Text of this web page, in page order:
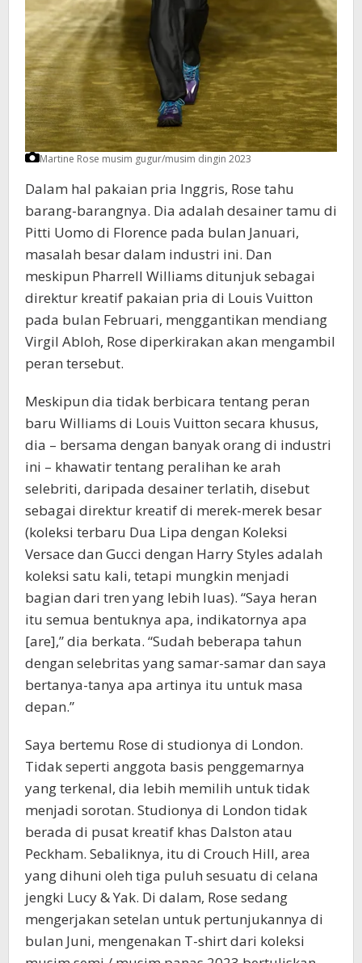
Martine Rose musim gugur/musim dingin 2023
Dalam hal pakaian pria Inggris, Rose tahu
barang-barangnya. Dia adalah desainer tamu di
Pitti Uomo di Florence pada bulan Januari,
masalah besar dalam industri ini. Dan
meskipun Pharrell Williams ditunjuk sebagai
direktur kreatif pakaian pria di Louis Vuitton
pada bulan Februari, menggantikan mendiang
Virgil Abloh, Rose diperkirakan akan mengambil
peran tersebut.
Meskipun dia tidak berbicara tentang peran
baru Williams di Louis Vuitton secara khusus,
dia – bersama dengan banyak orang di industri
ini – khawatir tentang peralihan ke arah
selebriti, daripada desainer terlatih, disebut
sebagai direktur kreatif di merek-merek besar
(koleksi terbaru Dua Lipa dengan Koleksi
Versace dan Gucci dengan Harry Styles adalah
koleksi satu kali, tetapi mungkin menjadi
bagian dari tren yang lebih luas). “Saya heran
itu semua bentuknya apa, indikatornya apa
[are],” dia berkata. “Sudah beberapa tahun
dengan selebritas yang samar-samar dan saya
bertanya-tanya apa artinya itu untuk masa
depan.”
Saya bertemu Rose di studionya di London.
Tidak seperti anggota basis penggemarnya
yang terkenal, dia lebih memilih untuk tidak
menjadi sorotan. Studionya di London tidak
berada di pusat kreatif khas Dalston atau
Peckham. Sebaliknya, itu di Crouch Hill, area
yang dihuni oleh tiga puluh sesuatu di celana
jengki Lucy & Yak. Di dalam, Rose sedang
mengerjakan setelan untuk pertunjukannya di
bulan Juni, mengenakan T-shirt dari koleksi